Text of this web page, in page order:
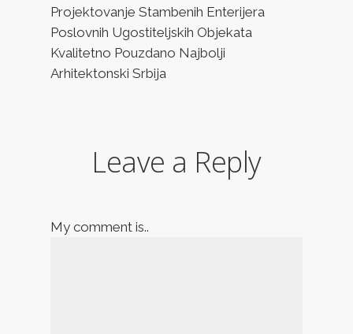
Projektovanje Stambenih Enterijera
Poslovnih Ugostiteljskih Objekata
Kvalitetno Pouzdano Najbolji
Arhitektonski Srbija
Leave a Reply
My comment is..